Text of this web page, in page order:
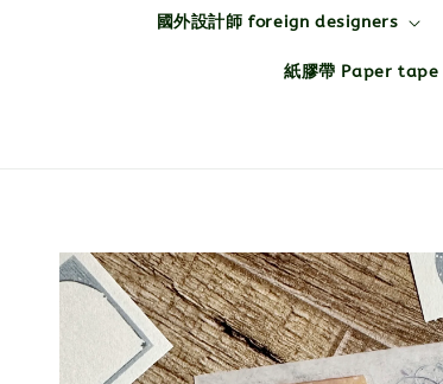
國外設計師 foreign designers
紙膠帶 Paper tape